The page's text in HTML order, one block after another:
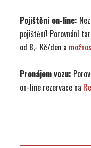
Pojištění on-line:
pojištění! Porovnání
od 8,- Kč/den a
Pronájem vozu:
on-line rezervace na